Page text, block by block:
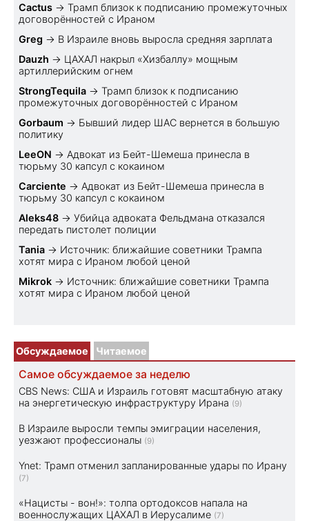
Cactus → Трамп близок к подписанию промежуточных
договорённостей с Ираном
Greg → В Израиле вновь выросла средняя зарплата
Dauzh → ЦАХАЛ накрыл «Хизбаллу» мощным
артиллерийским огнем
StrongTequila → Трамп близок к подписанию
промежуточных договорённостей с Ираном
Gorbaum → Бывший лидер ШАС вернется в большую
политику
LeeON → Адвокат из Бейт-Шемеша принесла в
тюрьму 30 капсул с кокаином
Carciente → Адвокат из Бейт-Шемеша принесла в
тюрьму 30 капсул с кокаином
Aleks48 → Убийца адвоката Фельдмана отказался
передать пистолет полиции
Tania → Источник: ближайшие советники Трампа
хотят мира с Ираном любой ценой
Mikrok → Источник: ближайшие советники Трампа
хотят мира с Ираном любой ценой
Обсуждаемое Читаемое
Самое обсуждаемое за неделю
CBS News: США и Израиль готовят масштабную атаку
на энергетическую инфраструктуру Ирана (9)
В Израиле выросли темпы эмиграции населения,
уезжают профессионалы (9)
Ynet: Трамп отменил запланированные удары по Ирану
(7)
«Нацисты - вон!»: толпа ортодоксов напала на
военнослужащих ЦАХАЛ в Иерусалиме (7)